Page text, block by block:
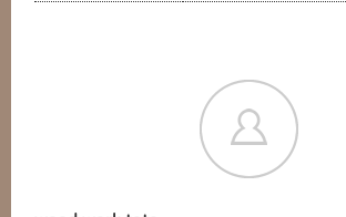
共有方法を選択